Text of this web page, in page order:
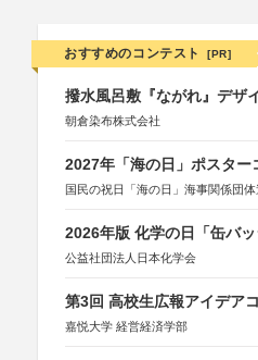
おすすめのコンテスト [PR]
撥水風呂敷『ながれ』デザ
朝倉染布株式会社
2027年「海の日」ポスター
国民の祝日「海の日」海事関係団
2026年版 化学の日「缶バ
公益社団法人日本化学会
第3回 高校生広報アイデア
嘉悦大学 経営経済学部